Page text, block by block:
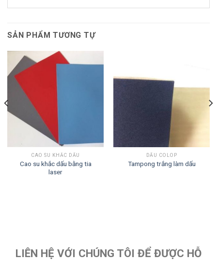
SẢN PHẨM TƯƠNG TỰ
CAO SU KHẮC DẤU
Cao su khắc dấu bằng tia
laser
DẤU COLOP
Tampong trắng làm dấu
LIÊN HỆ VỚI CHÚNG TÔI ĐỂ ĐƯỢC HỖ